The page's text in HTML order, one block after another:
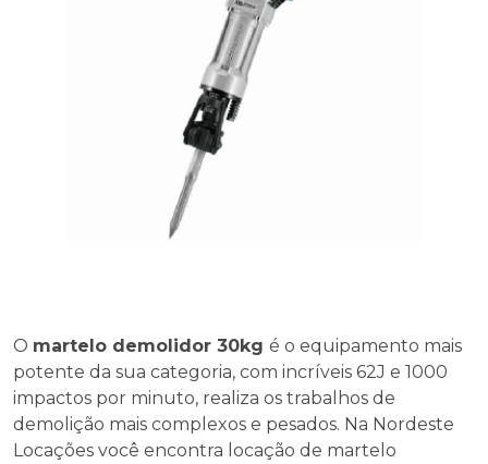
O martelo demolidor 30kg é o equipamento mais
potente da sua categoria, com incríveis 62J e 1000
impactos por minuto, realiza os trabalhos de
demolição mais complexos e pesados. Na Nordeste
Locações você encontra locação de martelo